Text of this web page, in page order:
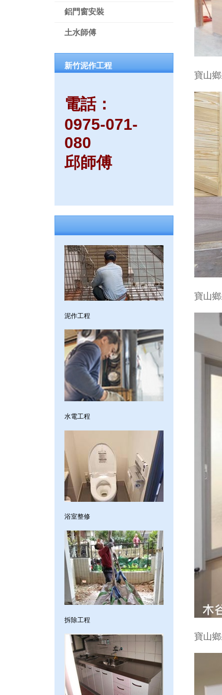
鋁門窗安裝
土水師傅
新竹泥作工程
電話：
0975-071-
080
邱師傅
泥作工程
水電工程
浴室整修
拆除工程
寶山
寶山
寶山